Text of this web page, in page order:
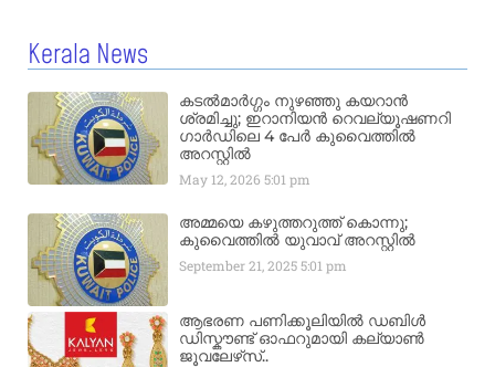
Kerala News
കടൽമാർഗ്ഗം നുഴഞ്ഞു കയറാൻ
ശ്രമിച്ചു; ഇറാനിയൻ റെവല്യൂഷണറി
ഗാർഡിലെ 4 പേർ കുവൈത്തിൽ
അറസ്റ്റിൽ
May 12, 20265:01 pm
അമ്മയെ കഴുത്തറുത്ത് കൊന്നു;
കുവൈത്തിൽ യുവാവ് അറസ്റ്റിൽ
September 21, 20255:01 pm
ആഭരണ പണിക്കൂലിയിൽ ഡബിൾ
ഡിസ്കൗണ്ട് ഓഫറുമായി കല്യാൺ
ജൂവലേഴ്‌സ്..